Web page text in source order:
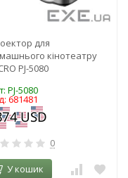
для
кінотеатру
PJ-5080
PJ-5080
681481
0
У кошик